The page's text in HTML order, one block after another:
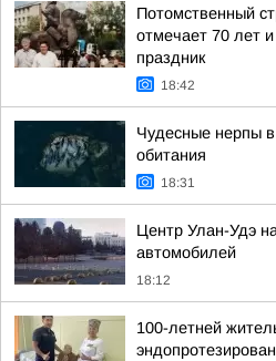
Потомственный
отмечает 70 лет
праздник
18:42
Чудесные нерпы
обитания
18:31
Центр Улан-Удэ
автомобилей
18:12
100-летней